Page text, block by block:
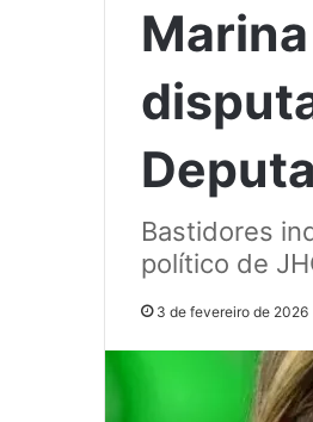
Bastidores
político de
3 de fevereiro de 2026